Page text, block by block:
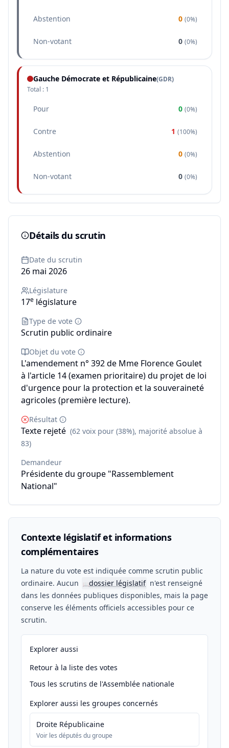
Abstention 0 (0%)
Non-votant 0 (0%)
Gauche Démocrate et Républicaine(GDR)
Total : 1
Pour 0 (0%)
Contre 1 (100%)
Abstention 0 (0%)
Non-votant 0 (0%)
Détails du scrutin
Date du scrutin
26 mai 2026
Législature
17e législature
Type de vote
Scrutin public ordinaire
Objet du vote
L'amendement n° 392 de Mme Florence Goulet
à l'article 14 (examen prioritaire) du projet de loi
d'urgence pour la protection et la souveraineté
agricoles (première lecture).
Résultat
Texte rejeté (62 voix pour (38%), majorité absolue à
83)
Demandeur
Présidente du groupe "Rassemblement
National"
Contexte législatif et informations
complémentaires
La nature du vote est indiquée comme scrutin public
ordinaire. Aucun
📖dossier législatif n'est renseigné
dans les données publiques disponibles, mais la page
conserve les éléments officiels accessibles pour ce
scrutin.
Explorer aussi
Retour à la liste des votes
Tous les scrutins de l'Assemblée nationale
Explorer aussi les groupes concernés
Droite Républicaine
Voir les députés du groupe